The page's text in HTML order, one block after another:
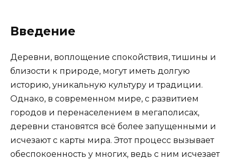
Введение
Деревни, воплощение спокойствия, тишины и
близости к природе, могут иметь долгую
историю, уникальную культуру и традиции.
Однако, в современном мире, с развитием
городов и перенаселением в мегаполисах,
деревни становятся всё более запущенными и
исчезают с карты мира. Этот процесс вызывает
обеспокоенность у многих, ведь с ним исчезает